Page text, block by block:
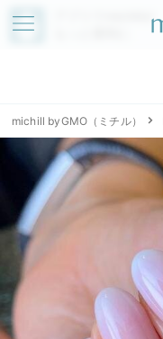
アプリでmichillが
michill byGMO（ミチル）